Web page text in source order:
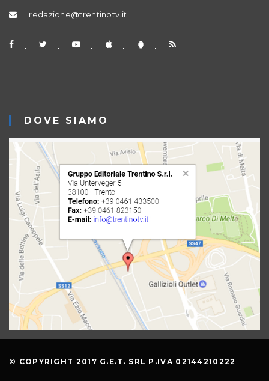
redazione@trentinotv.it
DOVE SIAMO
© COPYRIGHT 2017 G.E.T. SRL P.IVA 02144210222